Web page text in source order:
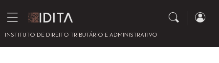
INSTITUTO DE DIREITO TRIBUTÁRIO E ADMINISTRATIVO